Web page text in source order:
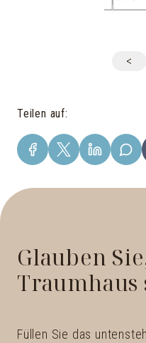
<
Teilen auf:
Glauben
Traumhaus
Füllen Sie das